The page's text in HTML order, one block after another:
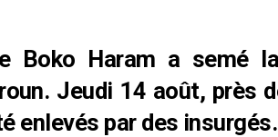
Boko Haram a semé
Jeudi 14 août, près
enlevés par des insurgés.